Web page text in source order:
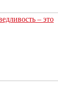
– это